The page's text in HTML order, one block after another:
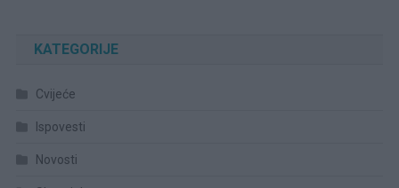
KATEGORIJE
Cvijeće
Ispovesti
Novosti